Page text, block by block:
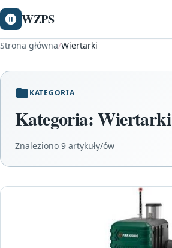
WZPS
Strona główna/Wiertarki
KATEGORIA
Kategoria:Wiertarki
Znaleziono 9 artykuły/ów